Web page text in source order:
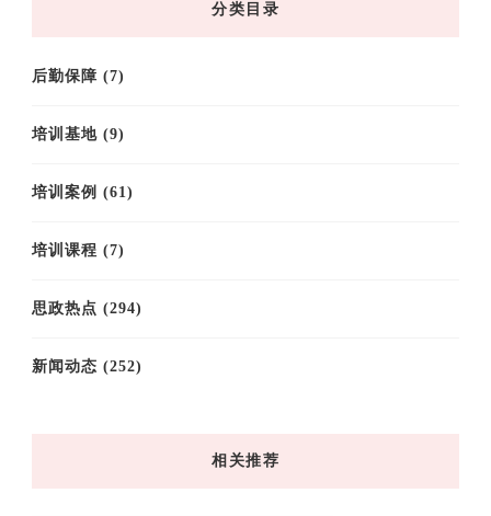
分类目录
后勤保障 (7)
培训基地 (9)
培训案例 (61)
培训课程 (7)
思政热点 (294)
新闻动态 (252)
相关推荐